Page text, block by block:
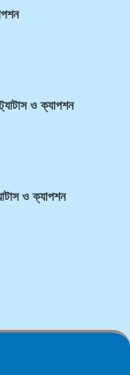
ও ক্যাপশন
ও ক্যাপশন